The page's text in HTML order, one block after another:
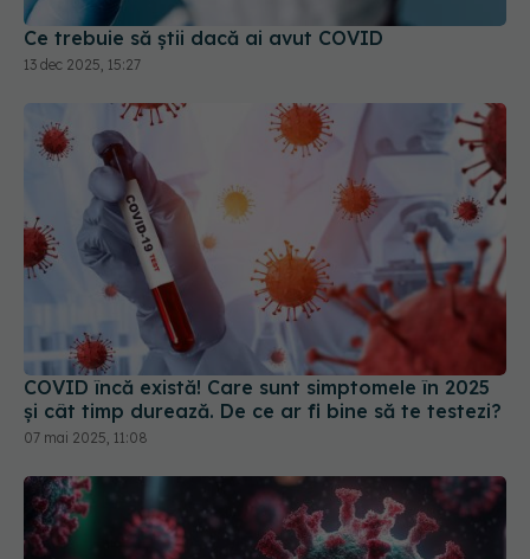
COVID încă există! Care sunt simptomele în 2025
și cât timp durează. De ce ar fi bine să te testezi?
07 mai 2025, 11:08